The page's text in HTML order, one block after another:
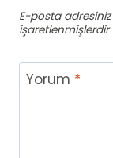
E-posta
işaretlenmişlerdir
Yorum *